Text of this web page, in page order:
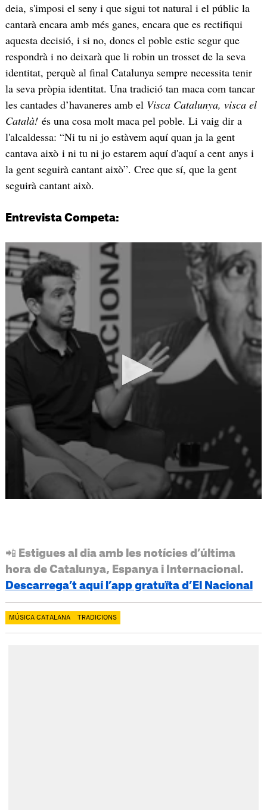
deia, s'imposi el seny i que sigui tot natural i el públic la
cantarà encara amb més ganes, encara que es rectifiqui
aquesta decisió, i si no, doncs el poble estic segur que
respondrà i no deixarà que li robin un trosset de la seva
identitat, perquè al final Catalunya sempre necessita tenir
la seva pròpia identitat. Una tradició tan maca com tancar
les cantades d’havaneres amb el Visca Catalunya, visca el
Català!és una cosa molt maca pel poble. Li vaig dir a
l'alcaldessa: “Ni tu ni jo estàvem aquí quan ja la gent
cantava això i ni tu ni jo estarem aquí d'aquí a cent anys i
la gent seguirà cantant això”. Crec que sí, que la gent
seguirà cantant això.
Entrevista Competa:
📲 Estigues al dia amb les notícies d’última
hora de Catalunya, Espanya i Internacional.
Descarrega’t aquí l’app gratuïta d’El Nacional
MÚSICA CATALANA TRADICIONS